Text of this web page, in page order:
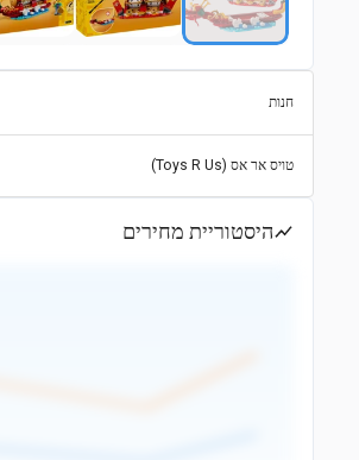
חנות
טויס אר אס (Toys R Us)
היסטוריית מחירים